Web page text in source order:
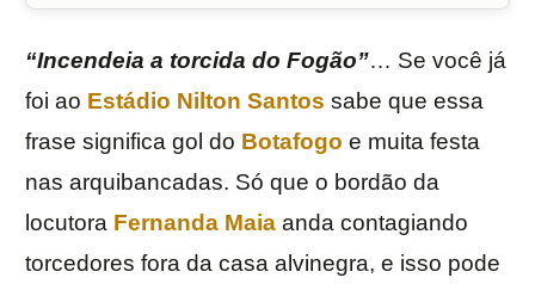
“Incendeia a torcida do Fogão”… Se você já
foi ao Estádio Nilton Santos sabe que essa
frase significa gol do Botafogo e muita festa
nas arquibancadas. Só que o bordão da
locutora Fernanda Maia anda contagiando
torcedores fora da casa alvinegra, e isso pode